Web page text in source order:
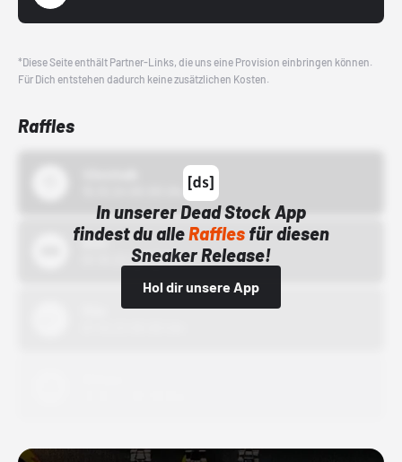
*Diese Seite enthält Partner-Links, die uns eine Provision einbringen können.
Für Dich entstehen dadurch keine zusätzlichen Kosten.
Raffles
In unserer Dead Stock App
findest du alleRafflesfür diesen
Sneaker Release!
Hol dir unsere App
Bstn
01.10.22 00:00 Uhr